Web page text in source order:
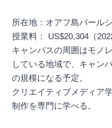
所在地：オアフ島パール
授業料： US$20,304（
キャンパスの周囲はモノ
している地域で、キャン
の規模になる予定。
クリエイティブメディア
制作を専門に学べる。